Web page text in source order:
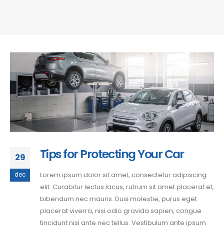
29
dec
Tips for Protecting Your Car
Lorem ipsum dolor sit amet, consectetur adipiscing
elit. Curabitur lectus lacus, rutrum sit amet placerat et,
bibendum nec mauris. Duis molestie, purus eget
placerat viverra, nisi odio gravida sapien, congue
tincidunt nisl ante nec tellus. Vestibulum ante ipsum